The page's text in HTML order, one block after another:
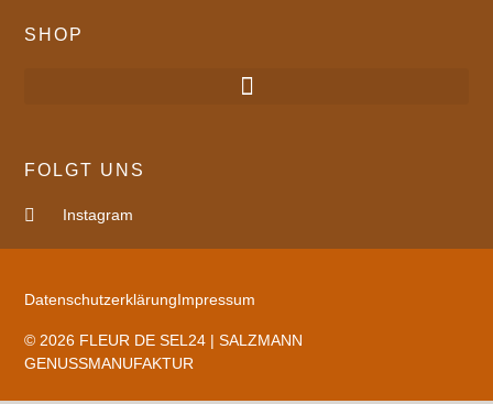
SHOP
FOLGT UNS
Instagram
© 2026 FLEUR DE SEL24 | SALZMANN
GENUSSMANUFAKTUR
DatenschutzerklärungImpressum